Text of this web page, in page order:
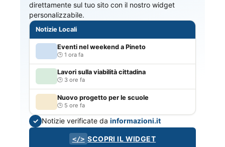
direttamente sul tuo sito con il nostro widget
personalizzabile.
Notizie Locali
Eventi nel weekend a Pineto
1 ora fa
Lavori sulla viabilità cittadina
3 ore fa
Nuovo progetto per le scuole
5 ore fa
✓ Notizie verificate dainformazioni.it
</> SCOPRI IL WIDGET